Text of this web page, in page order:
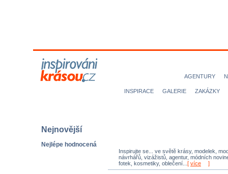
AGENTURY
INSPIRACE GALERIE ZAKÁZKY
Nejnovější
Nejlépe hodnocená
Inspirujte se... ve světě krásy, modelek,
návrhářů, vizážistů, agentur, módních
fotek, kosmetiky, oblečení... [ více ]